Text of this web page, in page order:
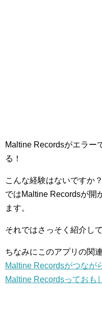
Maltine Recordsがエラー
る！
こんな経験はないですか
ではMaltine Recordsが開
ます。
それではさっそく紹介し
ちなみにこのアプリの関
Maltine Recordsがつなが
Maltine Recordsっておも